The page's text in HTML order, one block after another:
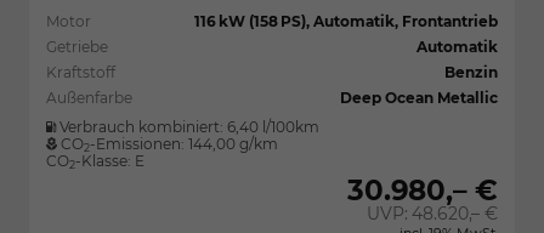
Motor
116 kW (158 PS), Automatik, Frontantrieb
Getriebe
Automatik
Kraftstoff
Benzin
Außenfarbe
Deep Ocean Metallic
Verbrauch kombiniert: 6,40 l/100km
CO2-Emissionen: 144,00 g/km
CO2-Klasse: E
30.980,– €
UVP: 48.620,– €